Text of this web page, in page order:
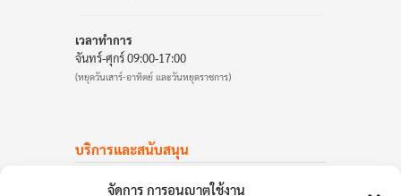
จัดการ การอนุญาตใช้งาน
เวลาทำการ
จันทร์-ศุกร์ 09:00-17:00
(หยุดวันเสาร์-อาทิตย์ และวันหยุดราชการ)
บริการและสนับสนุน
บัญชีลูกค้า